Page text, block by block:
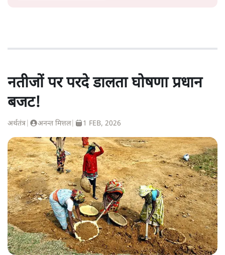
नतीजों पर परदे डालता घोषणा प्रधान
बजट!
अर्थतंत्र अनन्त मित्तल| 1 FEB, 2026